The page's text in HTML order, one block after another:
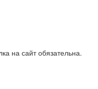
на сайт обязательна.